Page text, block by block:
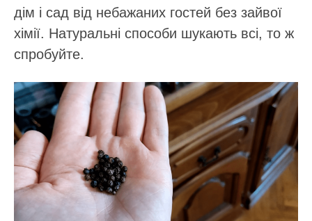
дім і сад від небажаних гостей без зайвої
хімії. Натуральні способи шукають всі, то ж
спробуйте.